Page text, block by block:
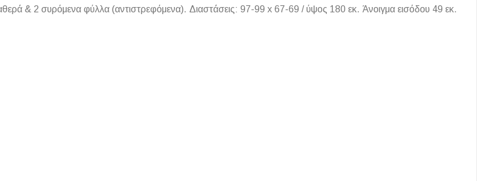
& 2 συρόμενα φύλλα (αντιστρεφόμενα). Διαστάσεις: 97-99 x 67-69 / ύψος 180 εκ. Άνοιγμα εισόδου 49 εκ.